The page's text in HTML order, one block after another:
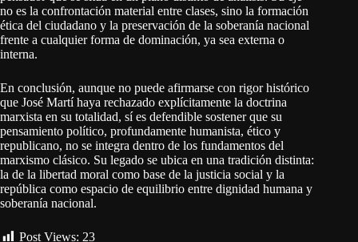
no es la confrontación material entre clases, sino la formación
ética del ciudadano y la preservación de la soberanía nacional
frente a cualquier forma de dominación, ya sea externa o
interna.
En conclusión, aunque no puede afirmarse con rigor histórico
que José Martí haya rechazado explícitamente la doctrina
marxista en su totalidad, sí es defendible sostener que su
pensamiento político, profundamente humanista, ético y
republicano, no se integra dentro de los fundamentos del
marxismo clásico. Su legado se ubica en una tradición distinta:
la de la libertad moral como base de la justicia social y la
república como espacio de equilibrio entre dignidad humana y
soberanía nacional.
Post Views: 23